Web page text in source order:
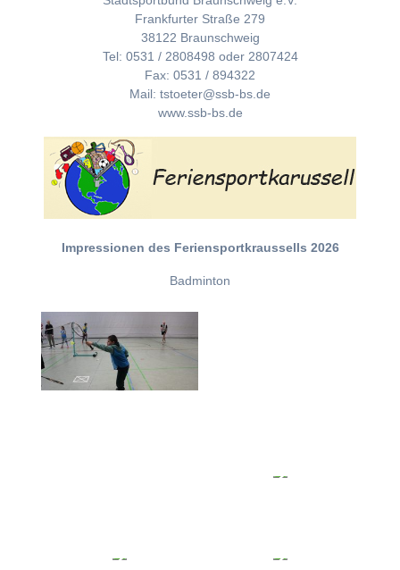
Frankfurter Straße 279
38122 Braunschweig
Tel: 0531 / 2808498 oder 2807424
Fax: 0531 / 894322
Mail: tstoeter@ssb-bs.de
www.ssb-bs.de
Impressionen des Feriensportkraussells 2026
Badminton